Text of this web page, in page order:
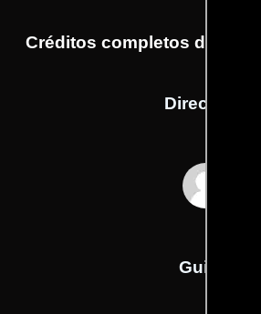
Créditos completos de la
Dirección
Guión